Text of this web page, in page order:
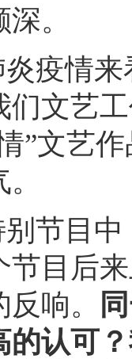
。
疫情
们文艺
”文艺
节目
节目后
响。
的认可